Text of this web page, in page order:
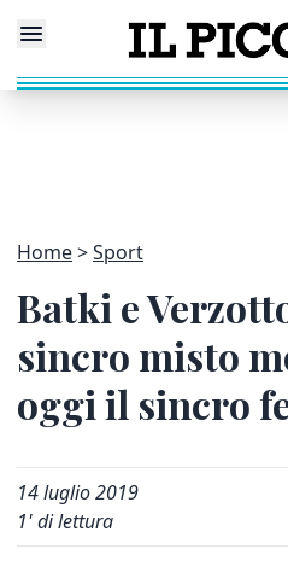
Home Sport
Batki e
sincro misto
oggi il sincro
14 luglio 2019
1' di lettura